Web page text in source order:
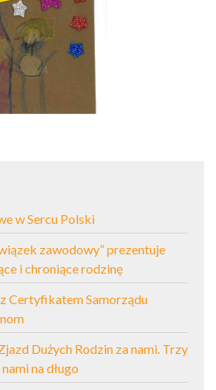
w Sercu Polski
zawodowy” prezentuje
i chroniące rodzinę
Certyfikatem Samorządu
Dużych Rodzin za nami. Trzy
na długo